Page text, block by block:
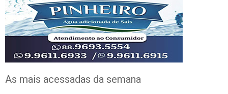
As mais acessadas da semana